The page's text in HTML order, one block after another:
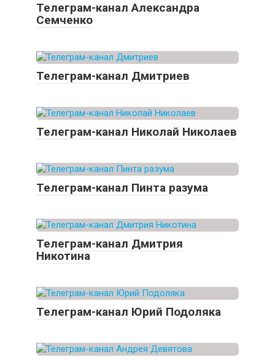
Телеграм-канал Александра
Семченко
Телеграм-канал Дмитриев
Телеграм-канал Николай Николаев
Телеграм-канал Пинта разума
Телеграм-канал Дмитрия
Никотина
Телеграм-канал Юрий Подоляка